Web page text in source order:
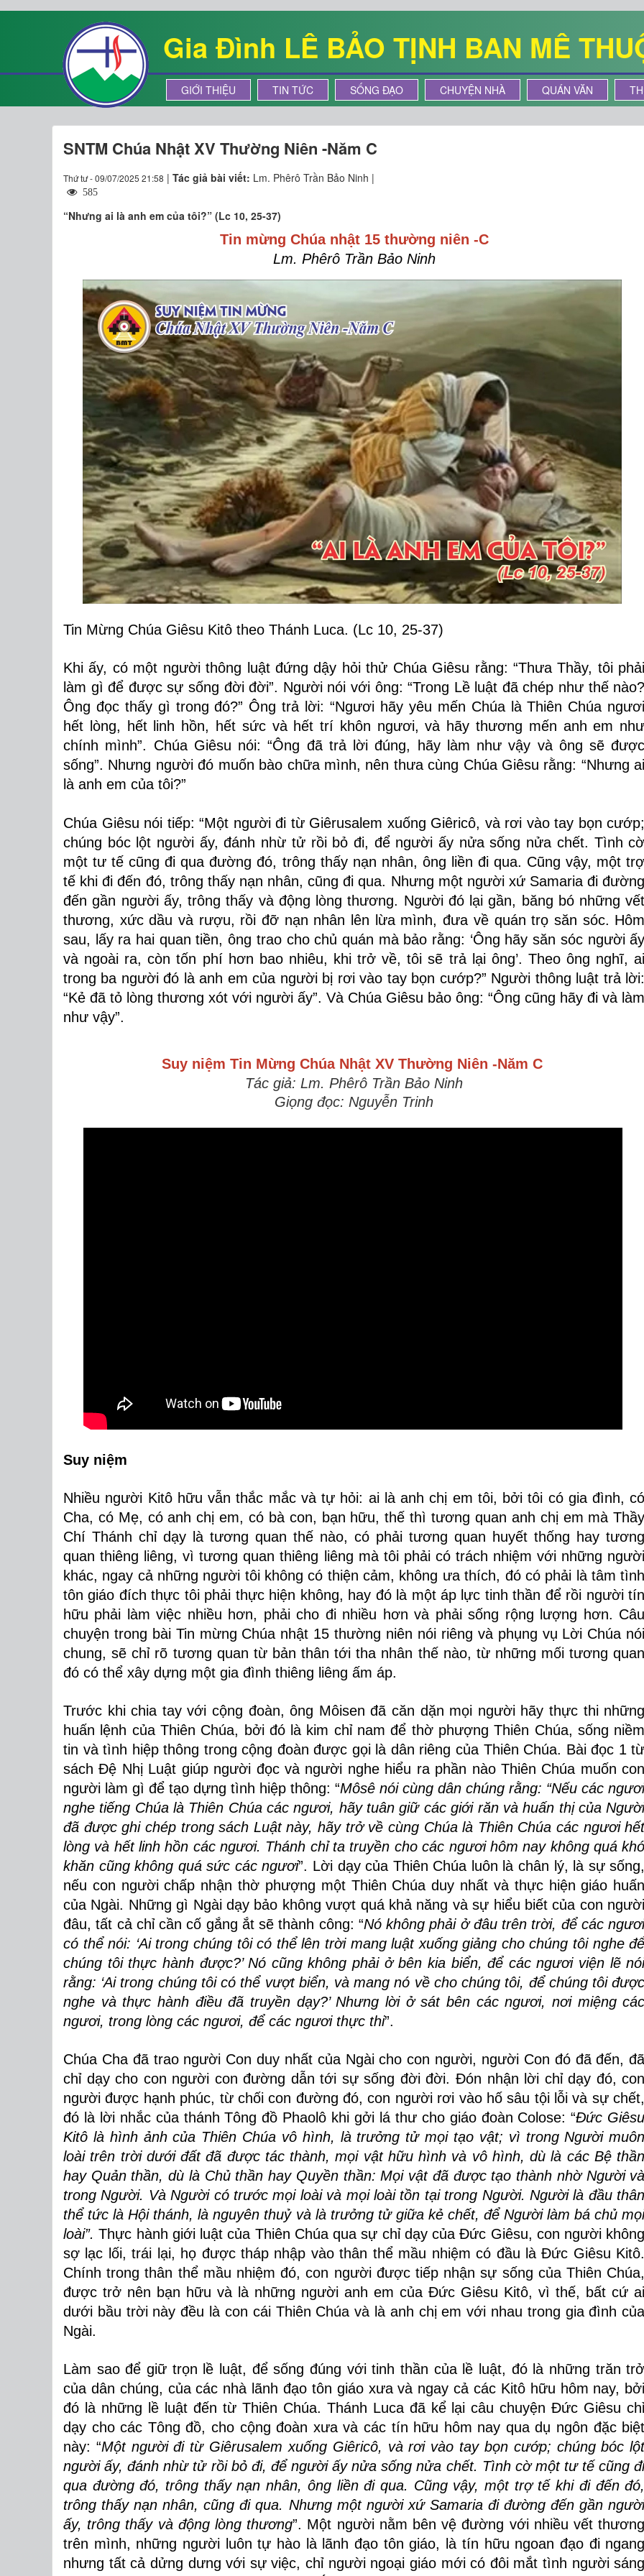
Gia Đình LÊ BẢO TỊNH BAN MÊ
GIỚI THIỆU TIN TỨC SỐNG ĐẠO CHUYỆN NHÀ QUÁN VĂN
SNTM Chúa Nhật XV Thường Niên -Năm C
Thứ tư - 09/07/2025 21:58 | Tác giả bài viết: Lm. Phêrô Trần Bảo Ninh |
585
“Nhưng ai là anh em của tôi?” (Lc 10, 25-37)
Tin mừng Chúa nhật 15 thường niên -C
Lm. Phêrô Trần Bảo Ninh
Tin Mừng Chúa Giêsu Kitô theo Thánh Luca. (Lc 10, 25-37)
Khi ấy, có một người thông luật đứng dậy hỏi thử Chúa Giêsu rằng: “Thưa Thầy, tôi phải
làm gì để được sự sống đời đời”. Người nói với ông: “Trong Lề luật đã chép như thế nào?
Ông đọc thấy gì trong đó?” Ông trả lời: “Ngươi hãy yêu mến Chúa là Thiên Chúa ngươi
hết lòng, hết linh hồn, hết sức và hết trí khôn ngươi, và hãy thương mến anh em như
chính mình”. Chúa Giêsu nói: “Ông đã trả lời đúng, hãy làm như vậy và ông sẽ được
sống”. Nhưng người đó muốn bào chữa mình, nên thưa cùng Chúa Giêsu rằng: “Nhưng ai
là anh em của tôi?”
Chúa Giêsu nói tiếp: “Một người đi từ Giêrusalem xuống Giêricô, và rơi vào tay bọn cướp;
chúng bóc lột người ấy, đánh nhừ tử rồi bỏ đi, để người ấy nửa sống nửa chết. Tình cờ
một tư tế cũng đi qua đường đó, trông thấy nạn nhân, ông liền đi qua. Cũng vậy, một trợ
tế khi đi đến đó, trông thấy nạn nhân, cũng đi qua. Nhưng một người xứ Samaria đi đường
đến gần người ấy, trông thấy và động lòng thương. Người đó lại gần, băng bó những vết
thương, xức dầu và rượu, rồi đỡ nạn nhân lên lừa mình, đưa về quán trọ săn sóc. Hôm
sau, lấy ra hai quan tiền, ông trao cho chủ quán mà bảo rằng: ‘Ông hãy săn sóc người ấy
và ngoài ra, còn tốn phí hơn bao nhiêu, khi trở về, tôi sẽ trả lại ông’. Theo ông nghĩ, ai
trong ba người đó là anh em của người bị rơi vào tay bọn cướp?” Người thông luật trả lời:
“Kẻ đã tỏ lòng thương xót với người ấy”. Và Chúa Giêsu bảo ông: “Ông cũng hãy đi và làm
như vậy”.
Suy niệm Tin Mừng Chúa Nhật XV Thường Niên -Năm C
Tác giả: Lm. Phêrô Trần Bảo Ninh
Giọng đọc: Nguyễn Trinh
Suy niệm
Nhiều người Kitô hữu vẫn thắc mắc và tự hỏi: ai là anh chị em tôi, bởi tôi có gia đình, có
Cha, có Mẹ, có anh chị em, có bà con, bạn hữu, thế thì tương quan anh chị em mà Thầy
Chí Thánh chỉ dạy là tương quan thế nào, có phải tương quan huyết thống hay tương
quan thiêng liêng, vì tương quan thiêng liêng mà tôi phải có trách nhiệm với những người
khác, ngay cả những người tôi không có thiện cảm, không ưa thích, đó có phải là tâm tình
tôn giáo đích thực tôi phải thực hiện không, hay đó là một áp lực tinh thần để rồi người tín
hữu phải làm việc nhiều hơn, phải cho đi nhiều hơn và phải sống rộng lượng hơn. Câu
chuyện trong bài Tin mừng Chúa nhật 15 thường niên nói riêng và phụng vụ Lời Chúa nói
chung, sẽ chỉ rõ tương quan từ bản thân tới tha nhân thế nào, từ những mối tương quan
đó có thể xây dựng một gia đình thiêng liêng ấm áp.
Trước khi chia tay với cộng đoàn, ông Môisen đã căn dặn mọi người hãy thực thi những
huấn lệnh của Thiên Chúa, bởi đó là kim chỉ nam để thờ phượng Thiên Chúa, sống niềm
tin và tình hiệp thông trong cộng đoàn được gọi là dân riêng của Thiên Chúa. Bài đọc 1 từ
sách Đệ Nhị Luật giúp người đọc và người nghe hiểu ra phần nào Thiên Chúa muốn con
người làm gì để tạo dựng tình hiệp thông: “Môsê nói cùng dân chúng rằng: “Nếu các ngươi
nghe tiếng Chúa là Thiên Chúa các ngươi, hãy tuân giữ các giới răn và huấn thị của Người
đã được ghi chép trong sách Luật này, hãy trở về cùng Chúa là Thiên Chúa các ngươi hết
lòng và hết linh hồn các ngươi. Thánh chỉ ta truyền cho các ngươi hôm nay không quá khó
khăn cũng không quá sức các ngươi”. Lời dạy của Thiên Chúa luôn là chân lý, là sự sống,
nếu con người chấp nhận thờ phượng một Thiên Chúa duy nhất và thực hiện giáo huấn
của Ngài. Những gì Ngài dạy bảo không vượt quá khả năng và sự hiểu biết của con người
đâu, tất cả chỉ cần cố gắng ắt sẽ thành công: “Nó không phải ở đâu trên trời, để các ngươi
có thể nói: ‘Ai trong chúng tôi có thể lên trời mang luật xuống giảng cho chúng tôi nghe để
chúng tôi thực hành được?’ Nó cũng không phải ở bên kia biển, để các ngươi viện lẽ nói
rằng: ‘Ai trong chúng tôi có thể vượt biển, và mang nó về cho chúng tôi, để chúng tôi được
nghe và thực hành điều đã truyền dạy?’ Nhưng lời ở sát bên các ngươi, nơi miệng các
ngươi, trong lòng các ngươi, để các ngươi thực thi”.
Chúa Cha đã trao người Con duy nhất của Ngài cho con người, người Con đó đã đến, đã
chỉ dạy cho con người con đường dẫn tới sự sống đời đời. Đón nhận lời chỉ dạy đó, con
người được hạnh phúc, từ chối con đường đó, con người rơi vào hố sâu tội lỗi và sự chết,
đó là lời nhắc của thánh Tông đồ Phaolô khi gởi lá thư cho giáo đoàn Colose: “Ðức Giêsu
Kitô là hình ảnh của Thiên Chúa vô hình, là trưởng tử mọi tạo vật; vì trong Người muôn
loài trên trời dưới đất đã được tác thành, mọi vật hữu hình và vô hình, dù là các Bệ thần
hay Quản thần, dù là Chủ thần hay Quyền thần: Mọi vật đã được tạo thành nhờ Người và
trong Người. Và Người có trước mọi loài và mọi loài tồn tại trong Người. Người là đầu thân
thể tức là Hội thánh, là nguyên thuỷ và là trưởng tử giữa kẻ chết, để Người làm bá chủ mọi
loài”.Thực hành giới luật của Thiên Chúa qua sự chỉ dạy của Đức Giêsu, con người không
sợ lạc lối, trái lại, họ được tháp nhập vào thân thể mầu nhiệm có đầu là Đức Giêsu Kitô.
Chính trong thân thể mầu nhiệm đó, con người được tiếp nhận sự sống của Thiên Chúa,
được trở nên bạn hữu và là những người anh em của Đức Giêsu Kitô, vì thế, bất cứ ai
dưới bầu trời này đều là con cái Thiên Chúa và là anh chị em với nhau trong gia đình của
Ngài.
Làm sao để giữ trọn lề luật, để sống đúng với tinh thần của lề luật, đó là những trăn trở
của dân chúng, của các nhà lãnh đạo tôn giáo xưa và ngay cả các Kitô hữu hôm nay, bởi
đó là những lề luật đến từ Thiên Chúa. Thánh Luca đã kể lại câu chuyện Đức Giêsu chỉ
dạy cho các Tông đồ, cho cộng đoàn xưa và các tín hữu hôm nay qua dụ ngôn đặc biệt
này: “Một người đi từ Giêrusalem xuống Giêricô, và rơi vào tay bọn cướp; chúng bóc lột
người ấy, đánh nhừ tử rồi bỏ đi, để người ấy nửa sống nửa chết. Tình cờ một tư tế cũng đi
qua đường đó, trông thấy nạn nhân, ông liền đi qua. Cũng vậy, một trợ tế khi đi đến đó,
trông thấy nạn nhân, cũng đi qua. Nhưng một người xứ Samaria đi đường đến gần người
ấy, trông thấy và động lòng thương”. Một người nằm bên vệ đường với nhiều vết thương
trên mình, những người luôn tự hào là lãnh đạo tôn giáo, là tín hữu ngoan đạo đi ngang
nhưng tất cả dửng dưng với sự việc, chỉ người ngoại giáo mới có đôi mắt tình người sáng